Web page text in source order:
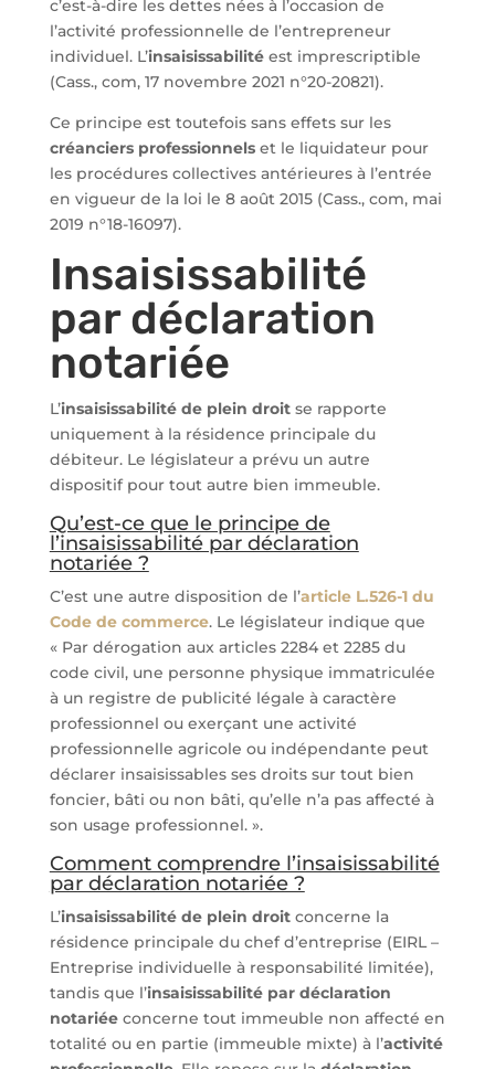
c’est-à-dire les dettes nées à l’occasion de
l’activité professionnelle de l’entrepreneur
individuel. L’insaisissabilitéest imprescriptible
(Cass., com, 17 novembre 2021 n°20-20821).
Ce principe est toutefois sans effets sur les
créanciers professionnelset le liquidateur pour
les procédures collectives antérieures à l’entrée
en vigueur de la loi le 8 août 2015 (Cass., com, mai
2019 n°18-16097).
Insaisissabilité
par déclaration
notariée
L’insaisissabilité de plein droitse rapporte
uniquement à la résidence principale du
débiteur. Le législateur a prévu un autre
dispositif pour tout autre bien immeuble.
Qu’est-ce que le principe de
l’insaisissabilité par déclaration
notariée ?
C’est une autre disposition de l’article L.526-1 du
Code de commerce. Le législateur indique que
« Par dérogation aux articles 2284 et 2285 du
code civil, une personne physique immatriculée
à un registre de publicité légale à caractère
professionnel ou exerçant une activité
professionnelle agricole ou indépendante peut
déclarer insaisissables ses droits sur tout bien
foncier, bâti ou non bâti, qu’elle n’a pas affecté à
son usage professionnel. ».
Comment comprendre l’insaisissabilité
par déclaration notariée ?
L’insaisissabilité de plein droitconcerne la
résidence principale du chef d’entreprise (EIRL –
Entreprise individuelle à responsabilité limitée),
tandis que l’insaisissabilité par déclaration
notariéeconcerne tout immeuble non affecté en
totalité ou en partie (immeuble mixte) à l’activité